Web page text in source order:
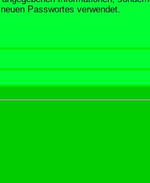
Passwortes verwendet.